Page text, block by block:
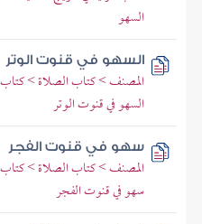
السهو
السهو في قنوت الوتر
المصنف > كتاب الصلاة > كتاب
السهو في قنوت الوتر
سهو في قنوت الفجر
المصنف > كتاب الصلاة > كتاب
سهو في قنوت الفجر